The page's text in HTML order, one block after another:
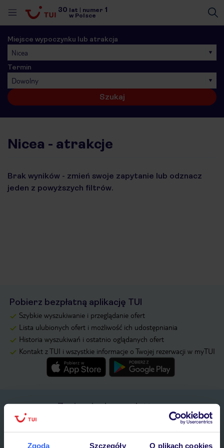
Zgoda Szczegóły O plikach cookies
30 lat numer 1
w Polsce
Miejsce wypoczynku lub atrakcja
Nicea
Termin
Dowolny
Szukaj
Nicea - atrakcje
Brak wyników - zmień swoje zapytanie lub odznacz
jeden z powyższych filtrów.
Pobierz bezpłatną aplikację TUI
Szybkie wyszukiwanie i przeglądanie ofert
Lista ulubionych ofert i możliwość ich udostępniania
Historia wyszukiwań i ostatnio oglądanych ofert
Kontakt z TUI i wszystkie informacje o Twojej rezerwacji w myTUI
Zapisz się do newslettera
IMIĘ*